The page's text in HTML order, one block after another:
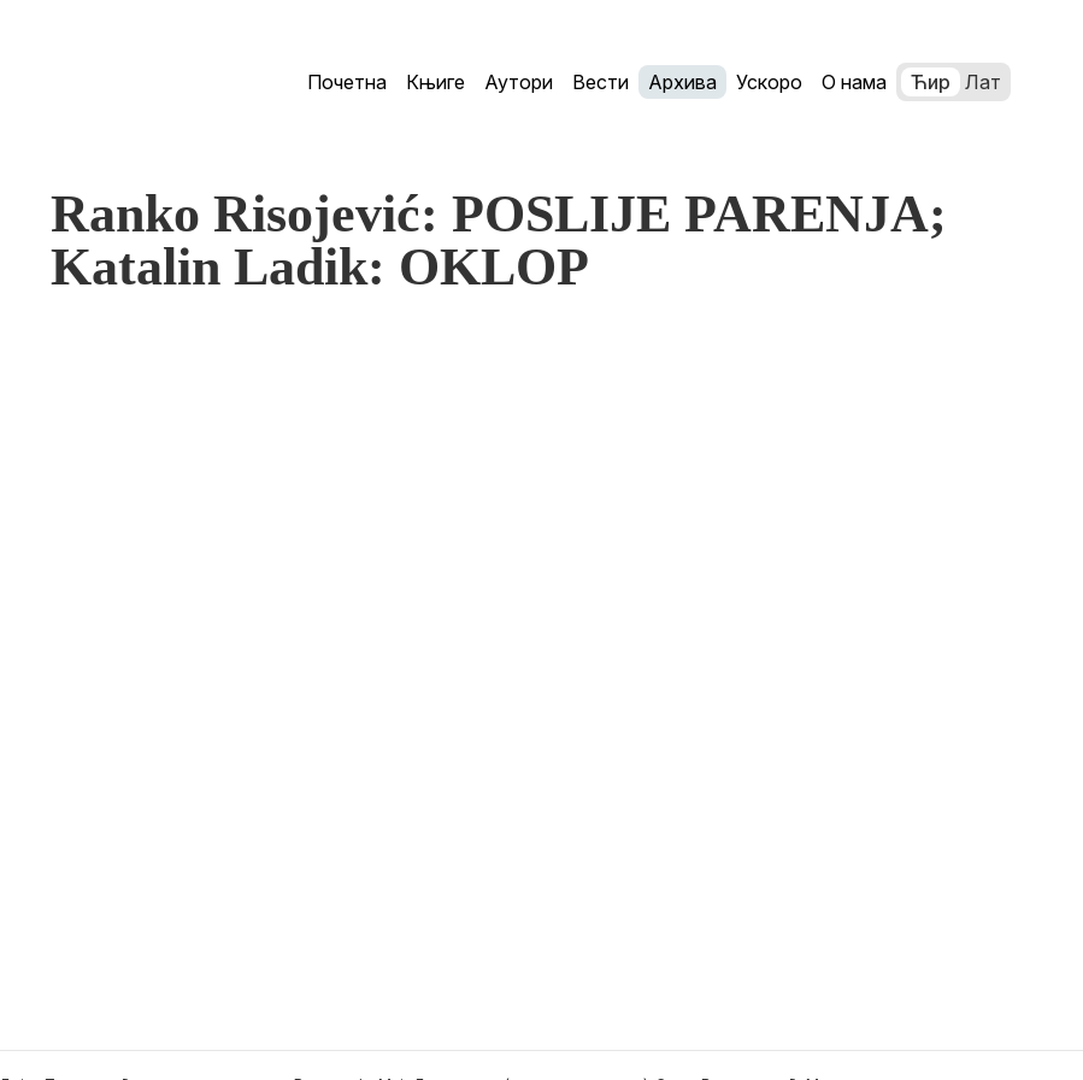
Почетна Књиге Аутори Вести Архива Ускоро О нама Ћир Лат
Ranko Risojević: POSLIJE PARENJA;
Katalin Ladik: OKLOP